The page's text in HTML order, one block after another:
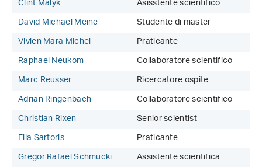
David Michael Meine
Studente di master
Vivien Mara Michel
Praticante
Raphael Neukom
Collaboratore scientifico
Marc Reusser
Ricercatore ospite
Adrian Ringenbach
Collaboratore scientifico
Christian Rixen
Senior scientist
Elia Sartoris
Praticante
Gregor Rafael Schmucki
Assistente scientifica